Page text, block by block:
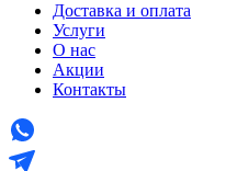
Доставка и оплата
Услуги
О нас
Акции
Контакты